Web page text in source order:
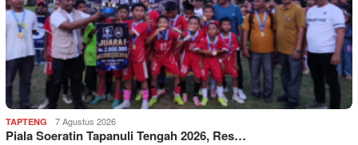
TAPTENG 7 Agustus 2026
Piala Soeratin Tapanuli Tengah 2026, Res…